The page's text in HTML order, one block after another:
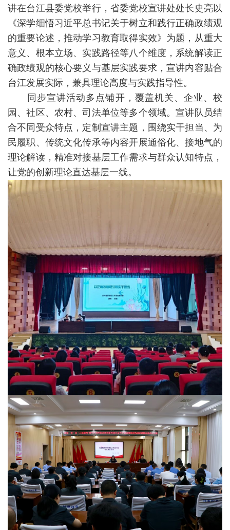
讲在台江县委党校举行，省委党校宣讲处处长史亮以
《深学细悟习近平总书记关于树立和践行正确政绩观
的重要论述，推动学习教育取得实效》为题，从重大
意义、根本立场、实践路径等八个维度，系统解读正
确政绩观的核心要义与基层实践要求，宣讲内容贴合
台江发展实际，兼具理论高度与实践指导性。
同步宣讲活动多点铺开，覆盖机关、企业、校
园、社区、农村、司法单位等多个领域。宣讲队员结
合不同受众特点，定制宣讲主题，围绕实干担当、为
民履职、传统文化传承等内容开展通俗化、接地气的
理论解读，精准对接基层工作需求与群众认知特点，
让党的创新理论直达基层一线。